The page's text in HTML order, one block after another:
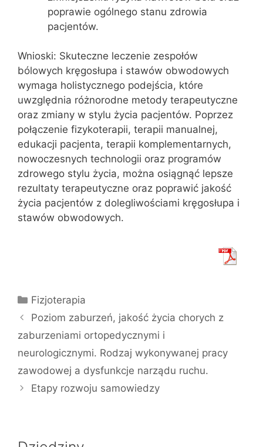
poprawie ogólnego stanu zdrowia
pacjentów.
Wnioski: Skuteczne leczenie zespołów
bólowych kręgosłupa i stawów obwodowych
wymaga holistycznego podejścia, które
uwzględnia różnorodne metody terapeutyczne
oraz zmiany w stylu życia pacjentów. Poprzez
połączenie fizykoterapii, terapii manualnej,
edukacji pacjenta, terapii komplementarnych,
nowoczesnych technologii oraz programów
zdrowego stylu życia, można osiągnąć lepsze
rezultaty terapeutyczne oraz poprawić jakość
życia pacjentów z dolegliwościami kręgosłupa i
stawów obwodowych.
Kategorie
Fizjoterapia
Poziom zaburzeń, jakość życia chorych z
zaburzeniami ortopedycznymi i
neurologicznymi. Rodzaj wykonywanej pracy
zawodowej a dysfunkcje narządu ruchu.
Etapy rozwoju samowiedzy